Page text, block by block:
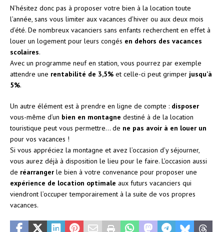
N’hésitez donc pas à proposer votre bien à la location toute
l’année, sans vous limiter aux vacances d’hiver ou aux deux mois
d’été. De nombreux vacanciers sans enfants recherchent en effet à
louer un logement pour leurs congés en dehors des vacances
scolaires.
Avec un programme neuf en station, vous pourrez par exemple
attendre une rentabilité de 3,5% et celle-ci peut grimper jusqu’à
5%.
Un autre élément est à prendre en ligne de compte : disposer
vous-même d’un bien en montagne destiné à de la location
touristique peut vous permettre… de ne pas avoir à en louer un
pour vos vacances !
Si vous appréciez la montagne et avez l’occasion d’y séjourner,
vous aurez déjà à disposition le lieu pour le faire. L’occasion aussi
de réarranger le bien à votre convenance pour proposer une
expérience de location optimale aux futurs vacanciers qui
viendront l’occuper temporairement à la suite de vos propres
vacances.